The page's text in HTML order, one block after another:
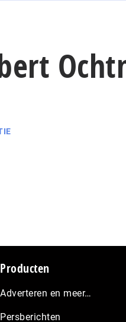
Producten
Adverteren en meer…
Persberichten